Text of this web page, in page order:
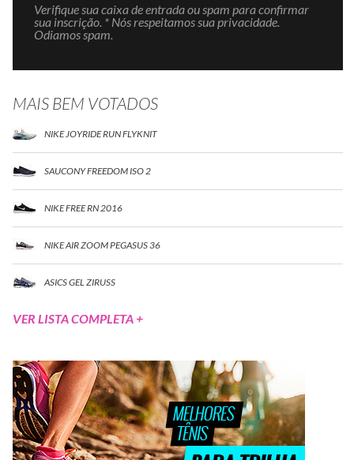
Verifique sua caixa de entrada ou spam para confirmar
sua inscrição. * Nós respeitamos sua privacidade.
Odiamos spam.
MAIS BEM VOTADOS
NIKE JOYRIDE RUN FLYKNIT
SAUCONY FREEDOM ISO 2
NIKE FREE RN 2016
NIKE AIR ZOOM PEGASUS 36
ASICS GEL ZIRUSS
VER LISTA COMPLETA +